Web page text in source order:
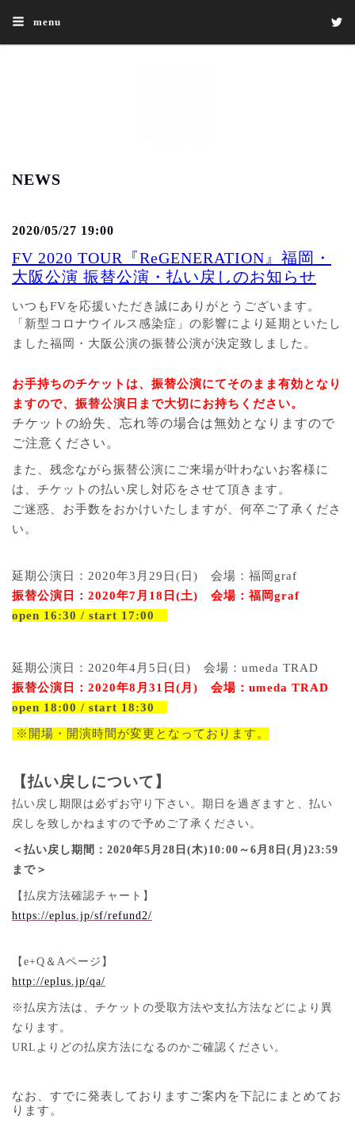
menu
NEWS
2020/05/27 19:00
FV 2020 TOUR『ReGENERATION』福岡・
大阪公演 振替公演・払い戻しのお知らせ
いつもFVを応援いただき誠にありがとうございます。
「新型コロナウイルス感染症」の影響により延期といたし
ました福岡・大阪公演の振替公演が決定致しました。
お手持ちのチケットは、振替公演にてそのまま有効となり
ますので、振替公演日まで大切にお持ちください。
チケットの紛失、忘れ等の場合は無効となりますので
ご注意ください。
また、残念ながら振替公演にご来場が叶わないお客様に
は、チケットの払い戻し対応をさせて頂きます。
ご迷惑、お手数をおかけいたしますが、何卒ご了承くださ
い。
延期公演日： 2020年3 月 29 日 ( 日 ) 会場：福岡 graf
振替公演日： 2020年7 月 18 日 (土) 会場：福岡graf
open 16:30 / start 17:00
延期公演日： 2020年4 月 5 日 ( 日 ) 会場： umeda TRAD
振替公演日： 2020年8 月 31 日 ( 月 ) 会場： umeda TRAD
open 18:00 / start 18:30
※開場・開演時間が変更となっております。
【払い戻しについて】
払い戻し期限は必ずお守り下さい。期日を過ぎますと、払い
戻しを致しかねますので予めご了承ください。
＜払い戻し期間： 2020年5 月 28 日 (木)10:00 ～ 6 月 8 日 ( 月 )23:59
まで＞
【払戻方法確認チャート】
https://eplus.jp/sf/refund2/
【 e+Q ＆ Aページ】
http://eplus.jp/qa/
※払戻方法は、チケットの受取方法や支払方法などにより異
なります。
URL よりどの払戻方法になるのかご確認ください。
なお、すでに発表しておりますご案内を下記にまとめてお
ります。